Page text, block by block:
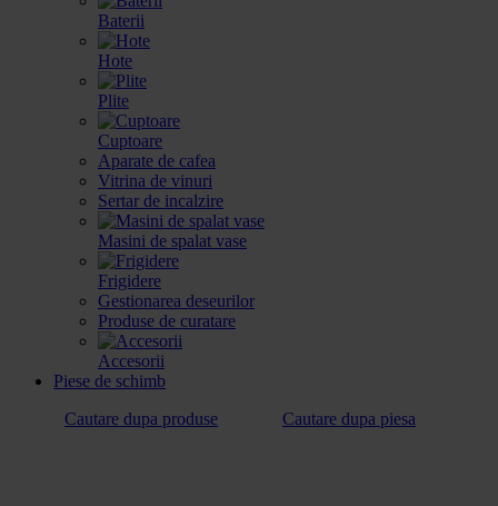
Baterii
Hote
Plite
Cuptoare
Aparate de cafea
Vitrina de vinuri
Sertar de incalzire
Masini de spalat vase
Frigidere
Gestionarea deseurilor
Produse de curatare
Accesorii
Piese de schimb
Cautare dupa produse
Cautare dupa piesa